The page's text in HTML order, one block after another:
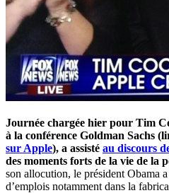
Journée chargée hier pour Tim
à la conférence Goldman Sachs
sur Apple), a assisté au discours
des moments forts de la vie de la
son allocution, le président Obama
d’emplois notamment dans la